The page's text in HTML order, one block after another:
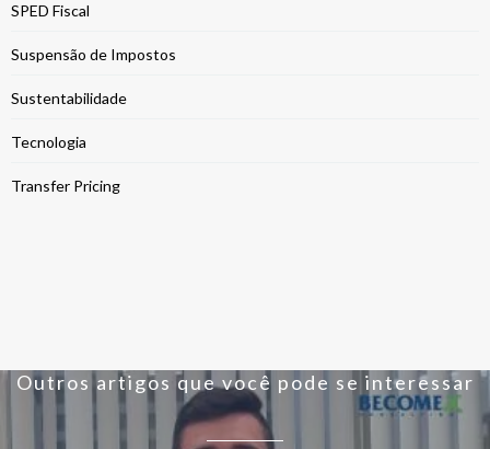
SPED Fiscal
Suspensão de Impostos
Sustentabilidade
Tecnologia
Transfer Pricing
Outros artigos que você pode se interessar